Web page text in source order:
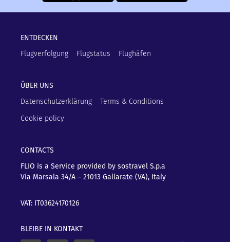
ENTDECKEN
Flugverfolgung
Flugstatus Flughäfen
ÜBER UNS
Datenschutzerklärung
Terms & Conditions
Cookie policy
CONTACTS
FLIO is a Service provided by sostravel S.p.a
Via Marsala 34/A – 21013 Gallarate (VA), Italy
VAT: IT03624170126
BLEIBE IN KONTAKT